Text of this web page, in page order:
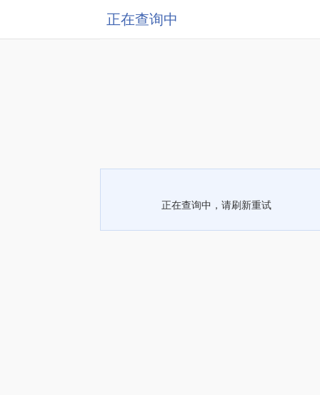
正在查询中
正在查询中，请刷新重试